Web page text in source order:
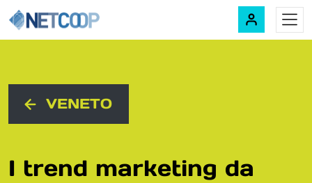
Navigazione principale
VENETO
I trend marketing da